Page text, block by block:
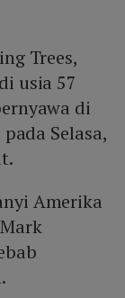
Trees,
usia 57
di
Selasa,
Amerika